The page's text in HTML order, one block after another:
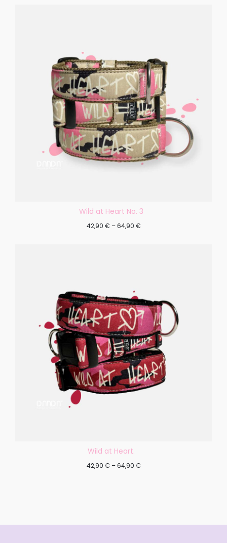
Wild at Heart No. 3
42,90 € –64,90 €
Wild at Heart.
42,90 € –64,90 €